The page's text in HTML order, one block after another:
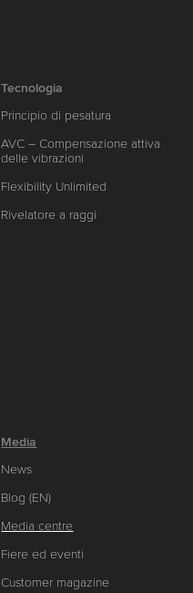
Tecnologia
Principio di pesatura
AVC – Compensazione attiva
delle vibrazioni
Flexibility Unlimited
Rivelatore a raggi
Media
News
Blog (EN)
Media centre
Fiere ed eventi
Customer magazine